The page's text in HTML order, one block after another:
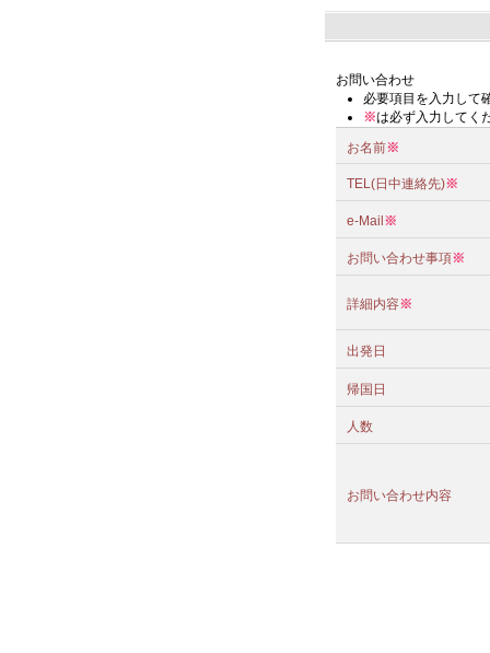
お問い合わせ
必要項目を入力して
※は必ず入力してく
お名前※
TEL(日中連絡先)※
e-Mail ※
お問い合わせ事項※
詳細内容※
出発日
帰国日
人数
お問い合わせ内容